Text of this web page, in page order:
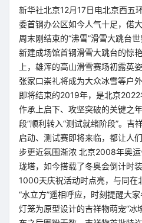
新华社北京12月17日电北京西五
委首钢办公区如今人气十足，偌
周末刚结束的“沸雪”滑雪大跳台
新建成场馆首钢滑雪大跳台的惊
上，雄浑的高山滑雪赛场初露英
张家口崇礼将成为大众冰雪等户
即将结束的2019年，是北京
作承上启下、攻坚突破的关键之
段”顺利转入“测试就绪阶段”。吉
启动、测试赛即将来临，都让人
步更近氛围渐浓 北京2008年奥
珑塔，如今搭载了冬奥会倒计时
1000天庆祝活动时点亮，与同在
“水立方”遥相呼应，时刻提醒大
灯笼为原型设计的吉祥物萌宠“冰